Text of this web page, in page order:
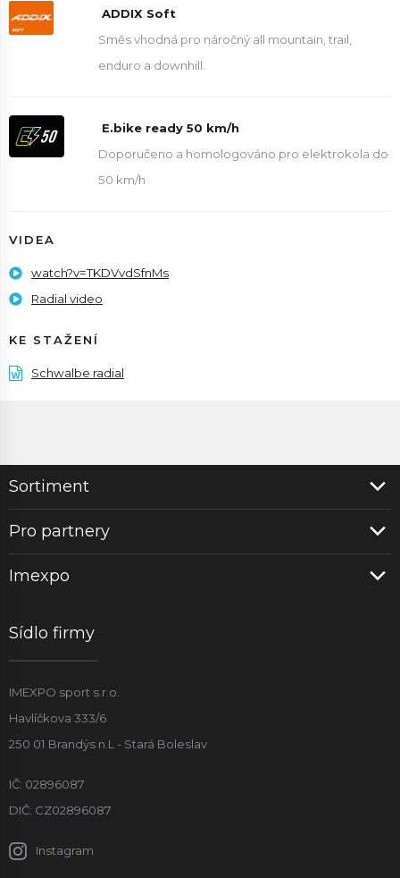
ADDIX Soft
Směs vhodná pro náročný all mountain, trail,
enduro a downhill.
E.bike ready 50 km/h
Doporučeno a homologováno pro elektrokola do
50 km/h
VIDEA
watch?v=TKDVvdSfnMs
Radial video
KE STAŽENÍ
Schwalbe radial
Sortiment
Pro partnery
Imexpo
Sídlo firmy
IMEXPO sport s.r.o.
Havlíčkova 333/6
250 01 Brandýs n.L - Stará Boleslav
IČ: 02896087
DIČ: CZ02896087
Instagram